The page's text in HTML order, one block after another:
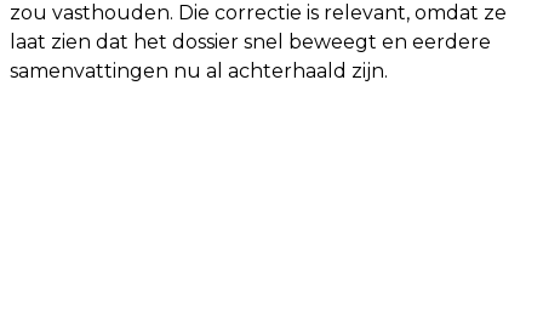
zou vasthouden. Die correctie is relevant, omdat ze
laat zien dat het dossier snel beweegt en eerdere
samenvattingen nu al achterhaald zijn.